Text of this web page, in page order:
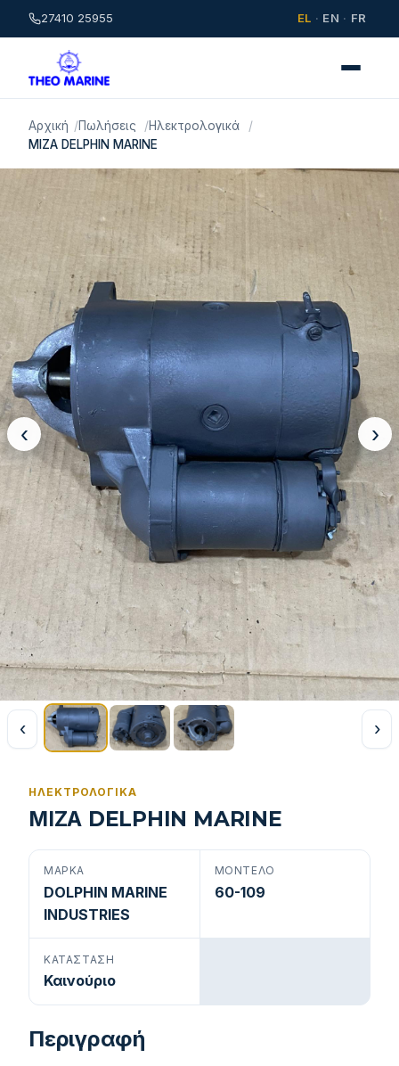
27410 25955 EL · EN · FR
Αρχική Πωλήσεις
Ηλεκτρολογικά
ΜΙΖΑ DELPHIN MARINE
‹ ›
‹ ›
ΗΛΕΚΤΡΟΛΟΓΙΚΆ
ΜΙΖΑ DELPHIN MARINE
ΜΆΡΚΑ
DOLPHIN MARINE
INDUSTRIES
ΜΟΝΤΈΛΟ
60-109
ΚΑΤΆΣΤΑΣΗ
Καινούριο
Περιγραφή